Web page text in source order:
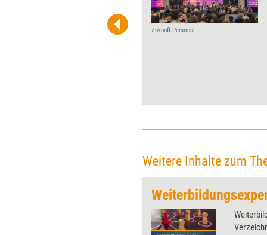
Zukunft Personal
Weitere Inhalte zum